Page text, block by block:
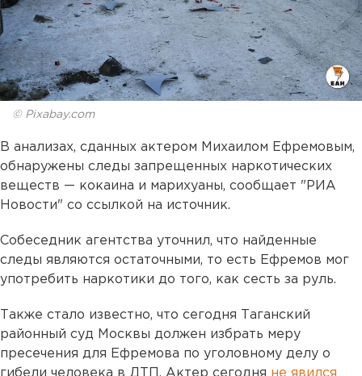
© Pixabay.com
В анализах, сданных актером Михаилом Ефремовым,
обнаружены следы запрещенных наркотических
веществ — кокаина и марихуаны, сообщает "РИА
Новости" со ссылкой на источник.
Собеседник агентства уточнил, что найденные
следы являются остаточными, то есть Ефремов мог
употребить наркотики до того, как сесть за руль.
Также стало известно, что сегодня Таганский
районный суд Москвы должен избрать меру
пресечения для Ефремова по уголовному делу о
гибели человека в ДТП. Актер сегодня не явился